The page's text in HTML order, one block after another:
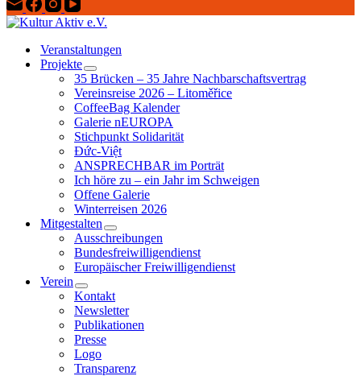
Veranstaltungen
Projekte
35 Brücken – 35 Jahre Nachbarschaftsvertrag
Vereinsreise 2026 – Litoměřice
CoffeeBag Kalender
Galerie nEUROPA
Stichpunkt Solidarität
Đức-Việt
ANSPRECHBAR im Porträt
Ich höre zu – ein Jahr im Schweigen
Offene Galerie
Winterreisen 2026
Mitgestalten
Ausschreibungen
Bundesfreiwilligendienst
Europäischer Freiwilligendienst
Verein
Kontakt
Newsletter
Publikationen
Presse
Logo
Transparenz